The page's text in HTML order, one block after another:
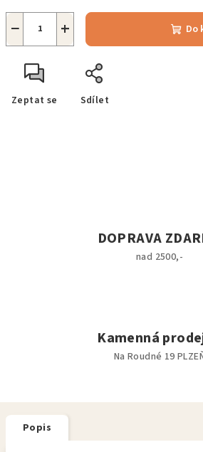
+
− Do
Zeptat se Sdílet
DOPRAVA
nad 2500,-
Kamenná
Na Roudné 19
Popis